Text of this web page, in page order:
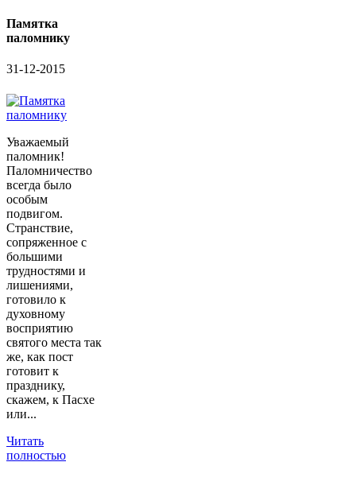
Памятка
паломнику
31-12-2015
Уважаемый
паломник!
Паломничество
всегда было
особым
подвигом.
Странствие,
сопряженное с
большими
трудностями и
лишениями,
готовило к
духовному
восприятию
святого места так
же, как пост
готовит к
празднику,
скажем, к Пасхе
или...
Читать
полностью